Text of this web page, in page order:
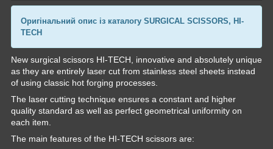
Оригінальний опис із каталогу SURGICAL SCISSORS, HI-
TECH
New surgical scissors HI-TECH, innovative and absolutely unique
as they are entirely laser cut from stainless steel sheets instead
of using classic hot forging processes.
The laser cutting technique ensures a constant and higher
quality standard as well as perfect geometrical uniformity on
each item.
The main features of the HI-TECH scissors are: